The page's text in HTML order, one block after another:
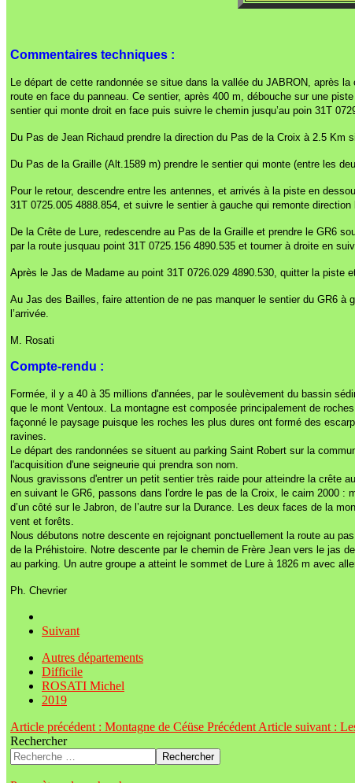
Commentaires techniques :
Le départ de cette randonnée se situe dans la vallée du JABRON, après
route en face du panneau. Ce sentier, après 400 m, débouche sur une
sentier qui monte droit en face puis suivre le chemin jusqu’au poin 31T
Du Pas de Jean Richaud prendre la direction du Pas de la Croix à 2.5
Du Pas de la Graille (Alt.1589 m) prendre le sentier qui monte (entre les
Pour le retour, descendre entre les antennes, et arrivés à la piste en
31T 0725.005 4888.854, et suivre le sentier à gauche qui remonte
De la Crête de Lure, redescendre au Pas de la Graille et prendre le GR6
par la route jusquau point 31T 0725.156 4890.535 et tourner à droite en
Après le Jas de Madame au point 31T 0726.029 4890.530, quitter la piste
Au Jas des Bailles, faire attention de ne pas manquer le sentier du GR6 à
l’arrivée.
M. Rosati
Compte-rendu :
Formée, il y a 40 à 35 millions d'années, par le soulèvement du bassin
que le mont Ventoux. La montagne est composée principalement de
façonné le paysage puisque les roches les plus dures ont formé des
ravines.
Le départ des randonnées se situent au parking Saint Robert sur la
l'acquisition d'une seigneurie qui prendra son nom.
Nous gravissons d'entrer un petit sentier très raide pour atteindre la crête
en suivant le GR6, passons dans l'ordre le pas de la Croix, le cairn 2000 :
d’un côté sur le Jabron, de l’autre sur la Durance. Les deux faces de la
vent et forêts.
Nous débutons notre descente en rejoignant ponctuellement la route au
de la Préhistoire. Notre descente par le chemin de Frère Jean vers le jas
au parking. Un autre groupe a atteint le sommet de Lure à 1826 m avec
Ph. Chevrier
Suivant
Autres départements
Difficile
ROSATI Michel
2019
Article précédent : Montagne de Céüse Précédent Article suivant :
Rechercher
Rechercher